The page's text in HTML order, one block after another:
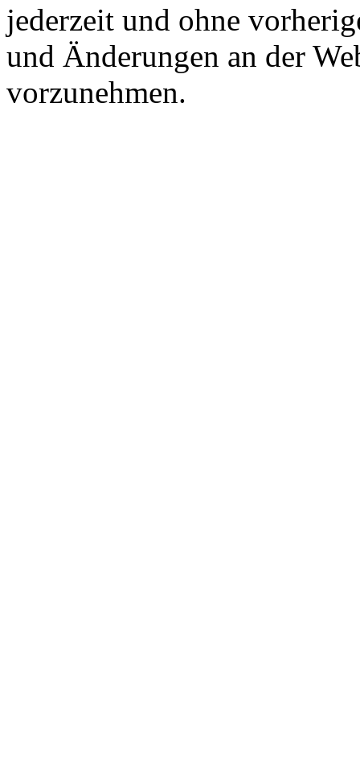
jederzeit und ohne
und Änderungen an der
vorzunehmen.